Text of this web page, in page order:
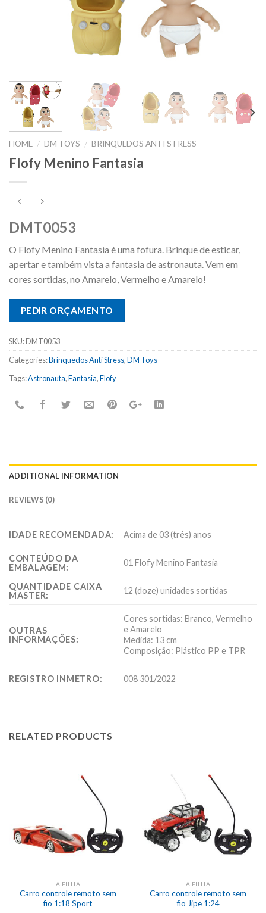
HOME / DM TOYS / BRINQUEDOS ANTI STRESS
Flofy Menino Fantasia
DMT0053
O Flofy Menino Fantasia é uma fofura. Brinque de esticar,
apertar e também vista a fantasia de astronauta. Vem em
cores sortidas, no Amarelo, Vermelho e Amarelo!
PEDIR ORÇAMENTO
SKU:DMT0053
Categories:Brinquedos Anti Stress,DM Toys
Tags:Astronauta,Fantasia,Flofy
ADDITIONAL INFORMATION
REVIEWS (0)
IDADE RECOMENDADA: Acima de 03 (três) anos
CONTEÚDO DA
EMBALAGEM:
01 Flofy Menino Fantasia
QUANTIDADE CAIXA
MASTER:
12 (doze) unidades sortidas
OUTRAS
INFORMAÇÕES:
Cores sortidas: Branco, Vermelho
e Amarelo
Medida: 13 cm
Composição: Plástico PP e TPR
REGISTRO INMETRO: 008 301/2022
RELATED PRODUCTS
A PILHA
Carro controle remoto sem
fio 1:18 Sport
A PILHA
Carro controle remoto sem
fio Jipe 1:24